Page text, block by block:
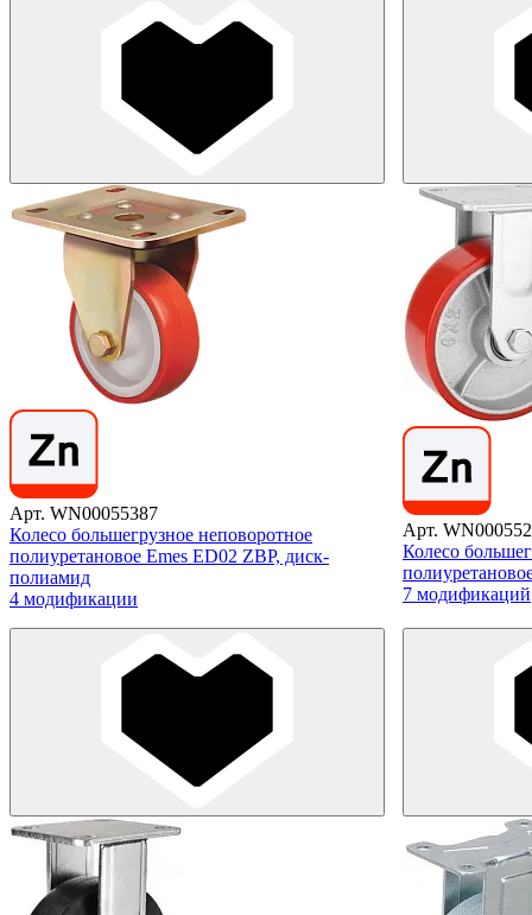
Арт. WN00055387
Колесо большегрузное неповоротное
полиуретановое Emes ED02 ZBP, диск-
полиамид
4 модификации
Арт.
Колесо
7 модификаций